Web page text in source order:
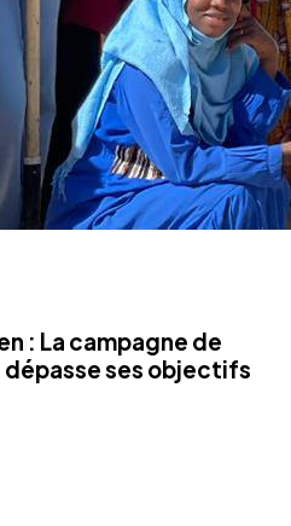
: La campagne de
dépasse ses objectifs